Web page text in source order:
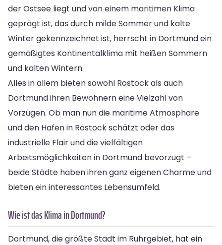
der Ostsee liegt und von einem maritimen Klima
geprägt ist, das durch milde Sommer und kalte
Winter gekennzeichnet ist, herrscht in Dortmund ein
gemäßigtes Kontinentalklima mit heißen Sommern
und kalten Wintern.
Alles in allem bieten sowohl Rostock als auch
Dortmund ihren Bewohnern eine Vielzahl von
Vorzügen. Ob man nun die maritime Atmosphäre
und den Hafen in Rostock schätzt oder das
industrielle Flair und die vielfältigen
Arbeitsmöglichkeiten in Dortmund bevorzugt –
beide Städte haben ihren ganz eigenen Charme und
bieten ein interessantes Lebensumfeld.
Wie ist das Klima in Dortmund?
Dortmund, die größte Stadt im Ruhrgebiet, hat ein